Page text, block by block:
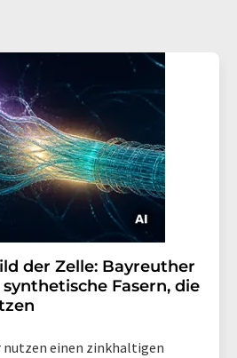
der Zelle: Bayreuther
Fasern, die
nutzen einen zinkhaltigen